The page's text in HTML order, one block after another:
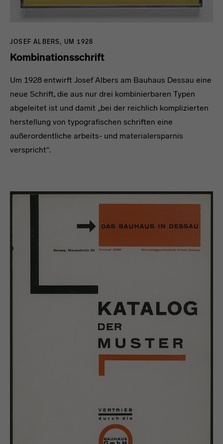
JOSEF ALBERS, UM 1928
Kombinationsschrift
Um 1928 entwirft Josef Albers am Bauhaus Dessau eine
neue Schrift, die aus nur drei kombinierbaren Typen
abgeleitet ist und damit „bei der reichlich komplizierten
herstellung von typografischen schriften eine
außerordentliche arbeits- und materialersparnis
verspricht“.